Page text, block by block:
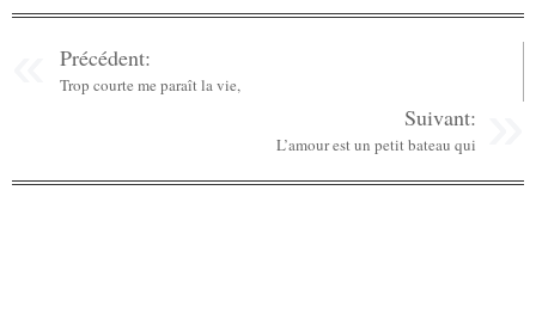
Précédent:
Trop courte me paraît la vie,
Suivant:
L’amour est un petit bateau qui